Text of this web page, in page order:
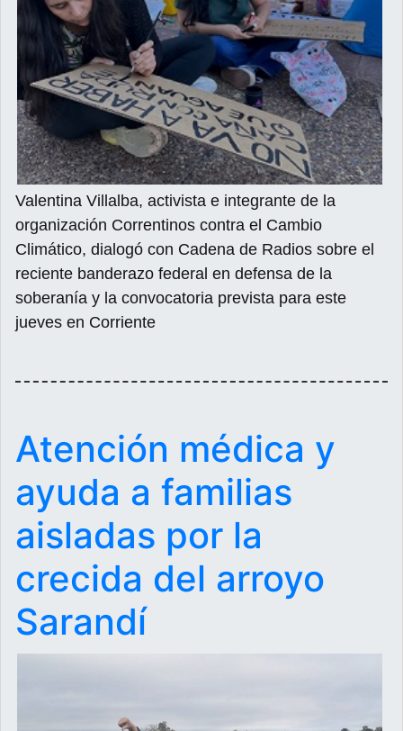
Valentina Villalba, activista e integrante de la
organización Correntinos contra el Cambio
Climático, dialogó con Cadena de Radios sobre el
reciente banderazo federal en defensa de la
soberanía y la convocatoria prevista para este
jueves en Corriente
Atención médica y
ayuda a familias
aisladas por la
crecida del arroyo
Sarandí